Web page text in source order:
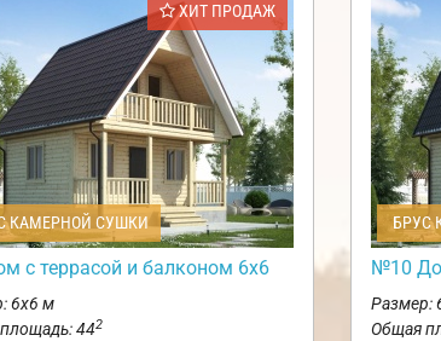
ХИТ ПРОДАЖ
КАМЕРНОЙ СУШКИ
с террасой и балконом 6х6
6х6 м
442
БРУС
№10
Размер:
Общая